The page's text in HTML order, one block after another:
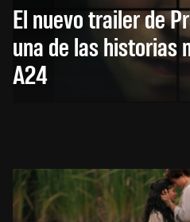
El nuevo trailer de
una de las historias
A24